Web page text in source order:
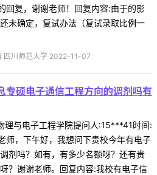
回复，谢谢老师！回复内容:由于的影
未确定，复试办法（复试录取比例一
四川师范大学 2022-11-07
专硕电子通信工程方向的调剂吗有
理与电子工程学院提问人:15***41时间:
，下午好，我想问下贵校今年有电子
剂吗？如有，有多少名额呀？还有贵
？谢谢老师。回复内容:我校有电子信